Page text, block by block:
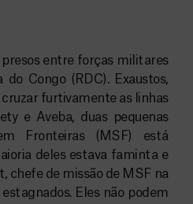
presos entre forças militares
Congo (RDC). Exaustos,
furtivamente as linhas
e Aveba, duas pequenas
Fronteiras (MSF) está
deles estava faminta e
chefe de missão de MSF na
Eles não podem